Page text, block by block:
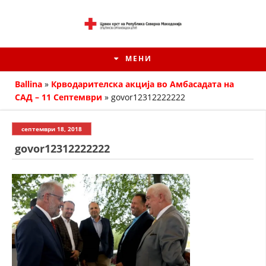
МЕНИ
ИСТОРИЈАТ НА ЦКРМ
ИСТОРИЈАТ НА ДВИЖЕЊЕТО
Ballina » Крводарителска акција во Амбасадата на
САД – 11 Септември » govor12312222222
септември 18, 2018
govor12312222222